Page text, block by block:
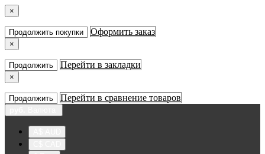
×
Продолжить покупки Оформить заказ
×
Продолжить Перейти в закладки
×
Продолжить Перейти в сравнение товаров